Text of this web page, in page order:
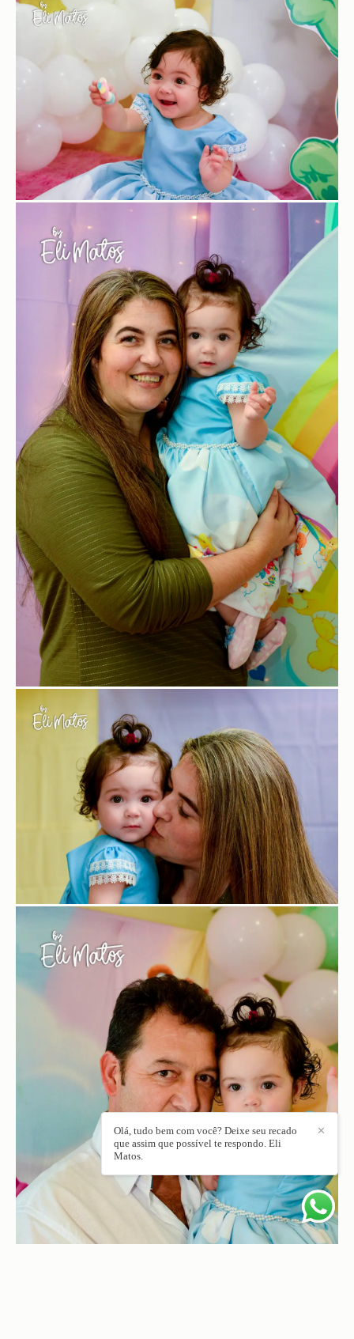
✕
Olá, tudo bem com você? Deixe seu recado
que assim que possível te respondo. Eli
Matos.